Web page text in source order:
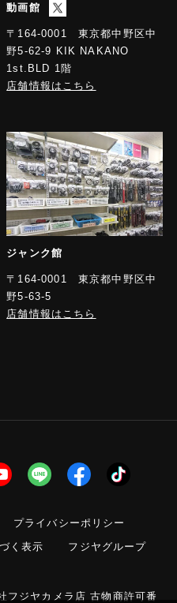
動画館
〒164-0001 東京都中野区中
野5-62-9 KIK NAKANO
1st.BLD 1階
店舗情報はこちら
ジャンク館
〒164-0001 東京都中野区中
野5-63-5
店舗情報はこちら
プライバシーポリシー
く表示
フジヤグループ
フジヤカメラ店 古物商許可番